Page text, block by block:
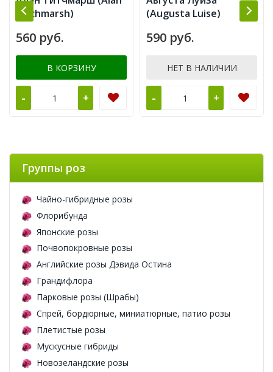
Titchmarsh)
560 руб.
В КОРЗИНУ
- +
(Augusta Luise)
590 руб.
НЕТ В НАЛИЧИИ
- +
Группы роз
Чайно-гибридные розы
Флорибунда
Японские розы
Почвопокровные розы
Английские розы Дэвида Остина
Грандифлора
Парковые розы (Шрабы)
Спрей, бордюрные, миниатюрные, патио розы
Плетистые розы
Мускусные гибриды
Новозеландские розы